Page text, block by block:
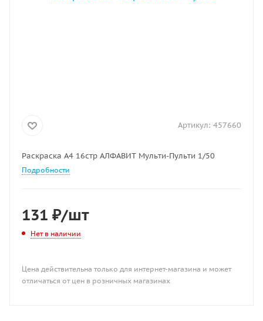
Артикул: 457660
Раскраска А4 16стр АЛФАВИТ Мульти-Пульти 1/50
Подробности
131 ₽/шт
Нет в наличии
Цена действительна только для интернет-магазина и может
отличаться от цен в розничных магазинах